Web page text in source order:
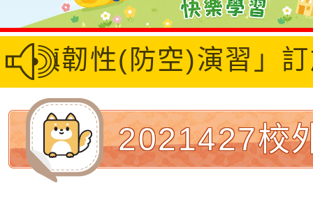
鎮韌性(防空)演習」
2021427校